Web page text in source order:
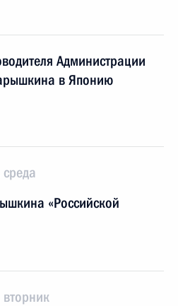
Администрации
в Японию
«Российской